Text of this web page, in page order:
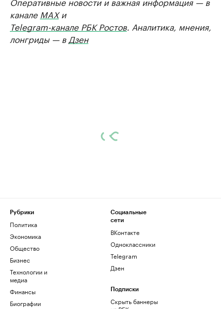
канале MAXи
Telegram-канале РБК Ростов. Аналитика, мнения,
лонгриды — в Дзен
Рубрики
Политика
Экономика
Общество
Бизнес
Технологии и
медиа
Финансы
Биографии
Социальные
сети
ВКонтакте
Одноклассники
Telegram
Дзен
Подписки
Скрыть баннеры